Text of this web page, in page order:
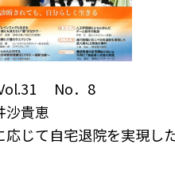
No．8
貴恵
じて自宅退院を実現し